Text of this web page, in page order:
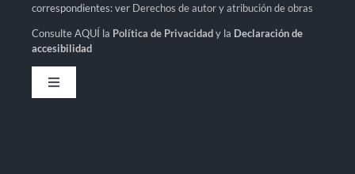
correspondientes: ver Derechos de autor y atribución de obras
Consulte AQUÍ la Política de Privacidady la Declaración de
accesibilidad
Toggle